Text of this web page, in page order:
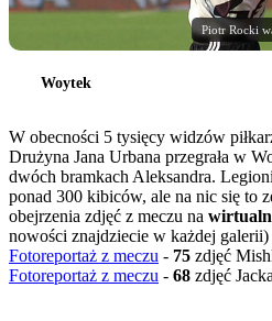
Piotr Rocki
Woytek
W obecności 5 tysięcy widzów
Drużyna Jana Urbana przegrała w
dwóch bramkach Aleksandra.
ponad 300 kibiców, ale na nic się to
obejrzenia zdjęć z meczu na
nowości znajdziecie w każdej
Fotoreportaż z meczu - 75 zdjęć
Fotoreportaż z meczu - 68 zdjęć